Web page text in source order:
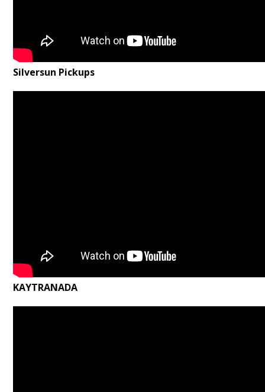
Silversun Pickups
KAYTRANADA